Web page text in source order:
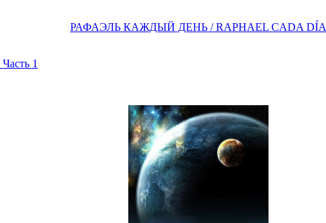
РАФАЭЛЬ КАЖДЫЙ ДЕНЬ / RAPHAEL CADA DÍA
1